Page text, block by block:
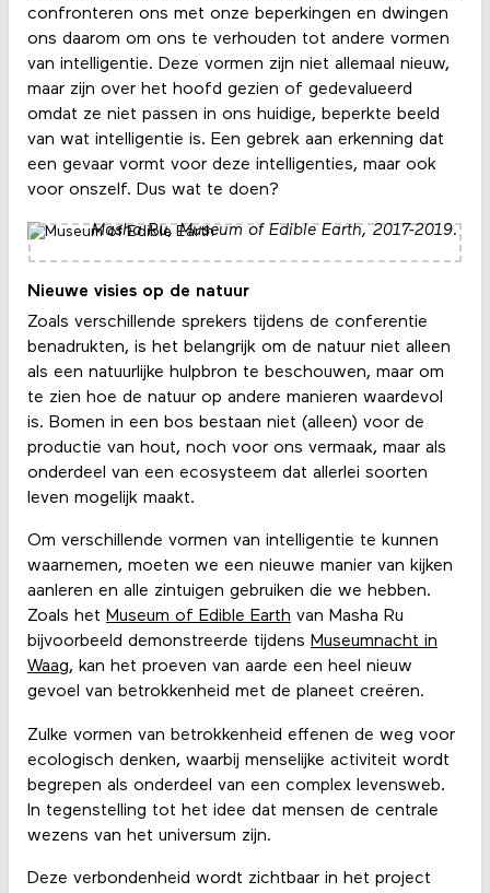
confronteren ons met onze beperkingen en dwingen
ons daarom om ons te verhouden tot andere vormen
van intelligentie. Deze vormen zijn niet allemaal nieuw,
maar zijn over het hoofd gezien of gedevalueerd
omdat ze niet passen in ons huidige, beperkte beeld
van wat intelligentie is. Een gebrek aan erkenning dat
een gevaar vormt voor deze intelligenties, maar ook
voor onszelf. Dus wat te doen?
Masha Ru, Museum of Edible Earth, 2017-2019.
Nieuwe visies op de natuur
Zoals verschillende sprekers tijdens de conferentie
benadrukten, is het belangrijk om de natuur niet alleen
als een natuurlijke hulpbron te beschouwen, maar om
te zien hoe de natuur op andere manieren waardevol
is. Bomen in een bos bestaan ​​niet (alleen) voor de
productie van hout, noch voor ons vermaak, maar als
onderdeel van een ecosysteem dat allerlei soorten
leven mogelijk maakt.
Om verschillende vormen van intelligentie te kunnen
waarnemen, moeten we een nieuwe manier van kijken
aanleren en alle zintuigen gebruiken die we hebben.
Zoals het Museum of Edible Earth van Masha Ru
bijvoorbeeld demonstreerde tijdens Museumnacht in
Waag, kan het proeven van aarde een heel nieuw
gevoel van betrokkenheid met de planeet creëren.
Zulke vormen van betrokkenheid effenen de weg voor
ecologisch denken, waarbij menselijke activiteit wordt
begrepen als onderdeel van een complex levensweb.
In tegenstelling tot het idee dat mensen de centrale
wezens van het universum zijn.
Deze verbondenheid wordt zichtbaar in het project